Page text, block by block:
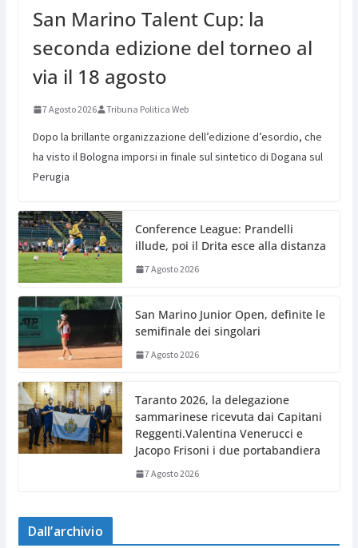
San Marino Talent Cup: la
seconda edizione del torneo al
via il 18 agosto
7 Agosto 2026 Tribuna Politica Web
Dopo la brillante organizzazione dell’edizione d’esordio, che
ha visto il Bologna imporsi in finale sul sintetico di Dogana sul
Perugia
Conference League: Prandelli
illude, poi il Drita esce alla distanza
7 Agosto 2026
San Marino Junior Open, definite le
semifinale dei singolari
7 Agosto 2026
Taranto 2026, la delegazione
sammarinese ricevuta dai Capitani
Reggenti.Valentina Venerucci e
Jacopo Frisoni i due portabandiera
7 Agosto 2026
Dall’archivio